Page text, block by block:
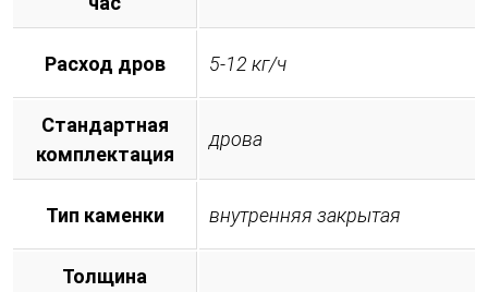
Расход дров 5-12 кг/ч
Стандартная
комплектация
дрова
Тип каменки внутренняя закрытая
Толщина